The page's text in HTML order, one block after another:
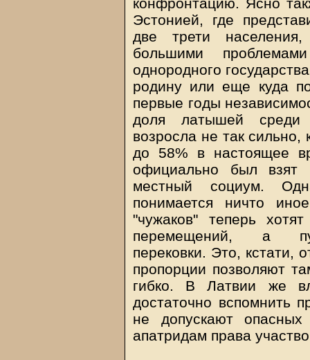
Эстонией, где
две трети
большими
однородного
родину или еще куда
первые годы
доля латышей среди
возросла не так сильно,
до 58% в настоящее
официально был взят
местный социум.
понимается ничто
"чужаков" теперь
перемещений, а
перековки. Это, кстати,
пропорции позволяют
гибко. В Латвии же
достаточно вспомнить
не допускают опасных
апатридам права